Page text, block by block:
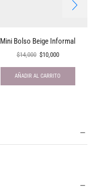
Mini Bolso Beige Informal
$14,000 $10,000
AÑADIR AL CARRITO